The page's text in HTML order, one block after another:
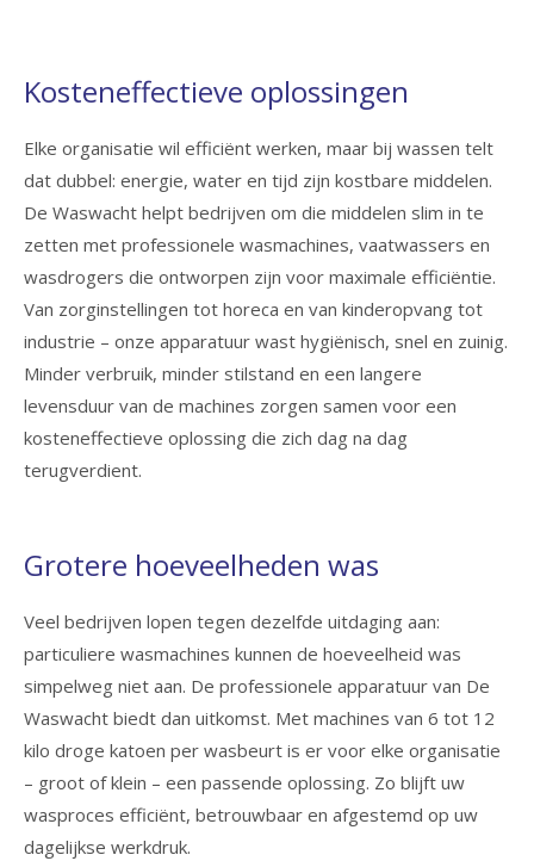
Kosteneffectieve oplossingen
Elke organisatie wil efficiënt werken, maar bij wassen telt
dat dubbel: energie, water en tijd zijn kostbare middelen.
De Waswacht helpt bedrijven om die middelen slim in te
zetten met professionele wasmachines, vaatwassers en
wasdrogers die ontworpen zijn voor maximale efficiëntie.
Van zorginstellingen tot horeca en van kinderopvang tot
industrie – onze apparatuur wast hygiënisch, snel en zuinig.
Minder verbruik, minder stilstand en een langere
levensduur van de machines zorgen samen voor een
kosteneffectieve oplossing die zich dag na dag
terugverdient.
Grotere hoeveelheden was
Veel bedrijven lopen tegen dezelfde uitdaging aan:
particuliere wasmachines kunnen de hoeveelheid was
simpelweg niet aan. De professionele apparatuur van De
Waswacht biedt dan uitkomst. Met machines van 6 tot 12
kilo droge katoen per wasbeurt is er voor elke organisatie
– groot of klein – een passende oplossing. Zo blijft uw
wasproces efficiënt, betrouwbaar en afgestemd op uw
dagelijkse werkdruk.